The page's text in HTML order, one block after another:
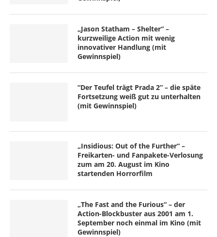
„Jason Statham – Shelter“ –
kurzweilige Action mit wenig
innovativer Handlung (mit
Gewinnspiel)
“Der Teufel trägt Prada 2” – die späte
Fortsetzung weiß gut zu unterhalten
(mit Gewinnspiel)
„Insidious: Out of the Further“ –
Freikarten- und Fanpakete-Verlosung
zum am 20. August im Kino
startenden Horrorfilm
„The Fast and the Furious“ – der
Action-Blockbuster aus 2001 am 1.
September noch einmal im Kino (mit
Gewinnspiel)